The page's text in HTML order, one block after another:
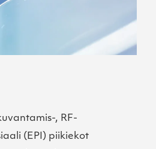
, RF-
(EPI) piikiekot